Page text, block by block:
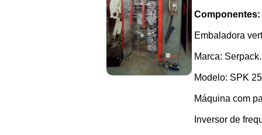
Componentes:
Embaladora
Marca: Serpack.
Modelo: SPK
Máquina com
Inversor de